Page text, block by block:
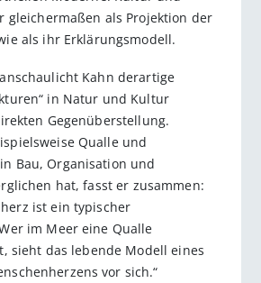
gleichermaßen als Projektion der
als ihr Erklärungsmodell.
Kahn derartige
in Natur und Kultur
Gegenüberstellung.
Qualle und
Bau, Organisation und
hat, fasst er zusammen:
ist ein typischer
im Meer eine Qualle
sieht das lebende Modell eines
vor sich.“